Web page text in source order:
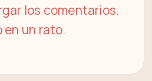
los comentarios.
en un rato.